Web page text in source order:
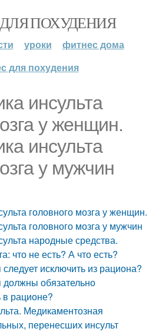
ПОХУДЕНИЯ
уроки
фитнес дома
для похудения
инсульта
у женщин.
инсульта
у мужчин
головного мозга у женщин.
головного мозга у мужчин
народные средства.
что не есть? А что есть?
исключить из рациона?
должны обязательно
в рационе?
Медикаментозная
перенесших инсульт